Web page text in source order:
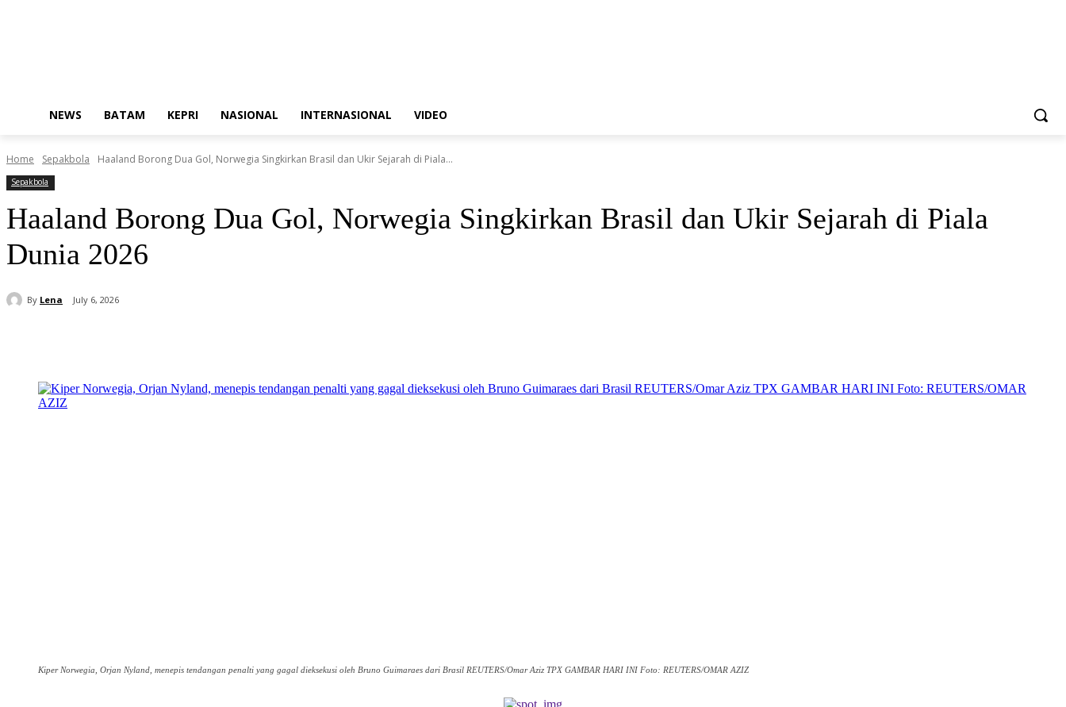
NEWS BATAM KEPRI NASIONAL INTERNASIONAL VIDEO
Home Sepakbola Haaland Borong Dua Gol, Norwegia Singkirkan Brasil dan Ukir Sejarah di Piala...
Sepakbola
Haaland Borong Dua Gol, Norwegia Singkirkan Brasil dan Ukir Sejarah di Piala
Dunia 2026
By Lena July 6, 2026
Kiper Norwegia, Orjan Nyland, menepis tendangan penalti yang gagal dieksekusi oleh Bruno Guimaraes dari Brasil REUTERS/Omar Aziz TPX GAMBAR HARI INI Foto: REUTERS/OMAR AZIZ